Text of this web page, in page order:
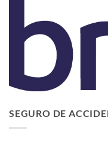
SEGURO DE